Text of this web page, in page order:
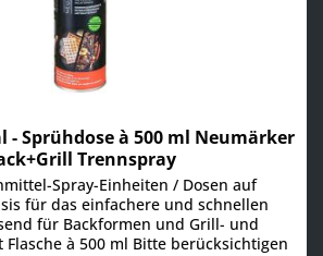
Sprühdose à 500 ml Neumärker
Trennspray
Spray-Einheiten / Dosen auf
für das einfachere und schnellen
für Backformen und Grill- und
à 500 ml Bitte berücksichtigen